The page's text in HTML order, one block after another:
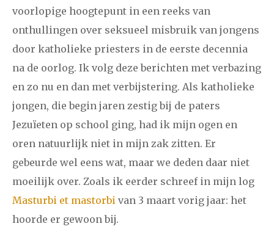
2022 augustus september oktober november
december
2021
januari februari
augustus september oktober november
december
2020
januari februari maart april mei juni juli
voorlopige hoogtepunt in een reeks van
onthullingen over seksueel misbruik van jongens
door katholieke priesters in de eerste decennia
na de oorlog. Ik volg deze berichten met verbazing
en zo nu en dan met verbijstering. Als katholieke
jongen, die begin jaren zestig bij de paters
Jezuïeten op school ging, had ik mijn ogen en
oren natuurlijk niet in mijn zak zitten. Er
gebeurde wel eens wat, maar we deden daar niet
moeilijk over. Zoals ik eerder schreef in mijn log
Masturbi et mastorbi van 3 maart vorig jaar: het
hoorde er gewoon bij.